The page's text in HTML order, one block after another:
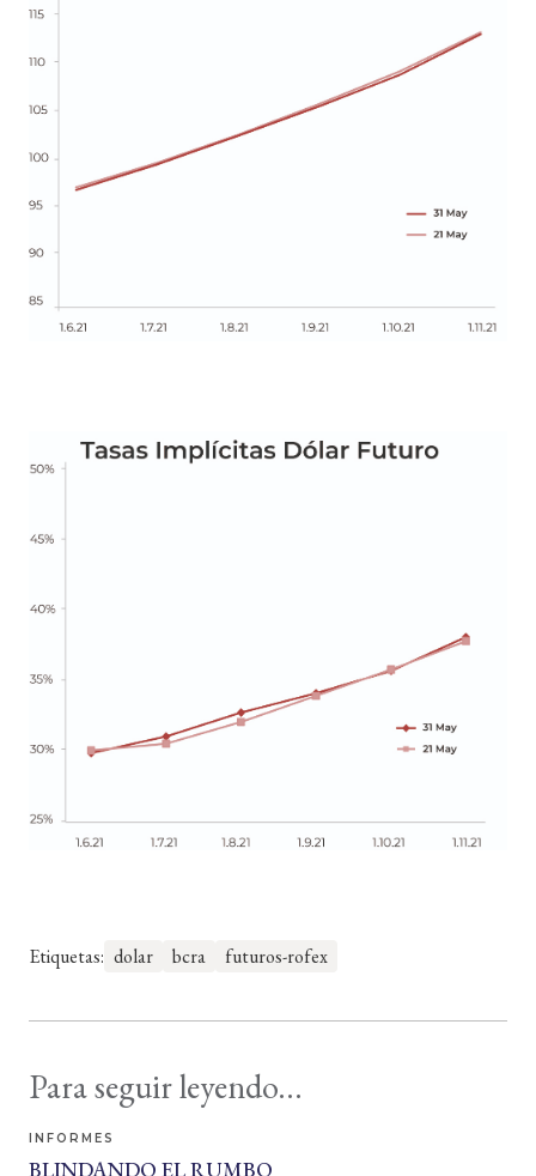
Etiquetas: dolar bcra futuros-rofex
Para seguir leyendo...
INFORMES
BLINDANDO EL RUMBO